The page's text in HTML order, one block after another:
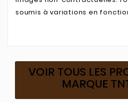
soumis à variations en
VOIR TOUS LES
MARQUE